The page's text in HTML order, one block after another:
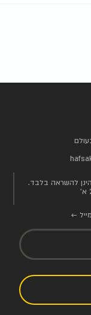
להשראה בלבד.
←